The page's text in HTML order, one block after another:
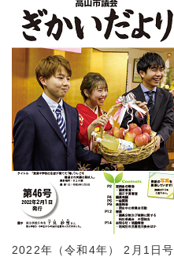
2022年（令和4年） 2月1日号